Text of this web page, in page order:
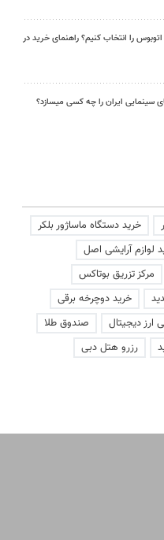
را انتخاب کنیم؟ راهنمای خرید در
سینمایی ایران را چه کسی میسازد؟
خرید دستگاه ماساژور بلکر
لوازم آرایشی اصل
مرکز تزریق بوتاکس
خرید دوچرخه برقی
ارز دیجیتال
صندوق طلا
رزرو هتل دبی